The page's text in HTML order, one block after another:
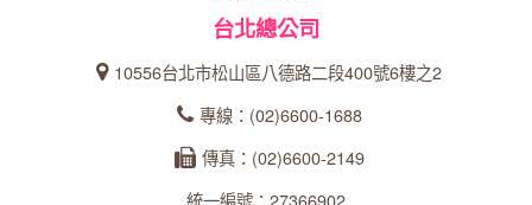
台北總公司
10556台北市松山區八德路二段400號6樓之2
專線：(02)6600-1688
傳真：(02)6600-2149
統一編號：27366902